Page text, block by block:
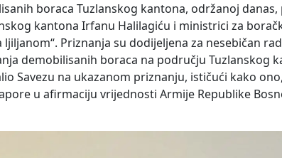
boraca Tuzlanskog kantona, održanoj
kantona Irfanu Halilagiću i ministrici za
Priznanja su dodijeljena za nesebičan
demobilisanih boraca na području Tuzlanskog
Savezu na ukazanom priznanju, ističući kako
u afirmaciju vrijednosti Armije Republike